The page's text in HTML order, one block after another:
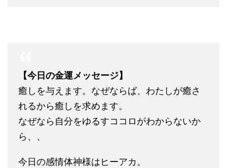
【今日の金運メッセージ】
癒しを与えます。なぜならば、わたしが癒さ
れるから癒しを求めます。
なぜなら自分をゆるすココロがわからないか
ら、、
今日の感情体神様はヒーアカ。